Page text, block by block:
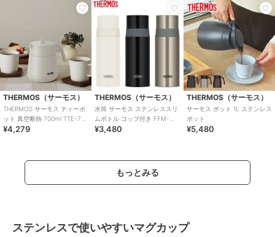
THERMOS（サーモス）
THERMOS サーモス ティーポ
ット 真空断熱 700ml TTE-700
ステンレス
¥4,279
THERMOS（サーモス）
水筒 サーモス ステンレススリ
ムボトル コップ付き FFM-
352 350ml
¥3,480
THERMOS（サーモス）
サーモス ポット 1L ステンレス
ポット
¥5,480
もっとみる
ステンレスで使いやすいマグカップ